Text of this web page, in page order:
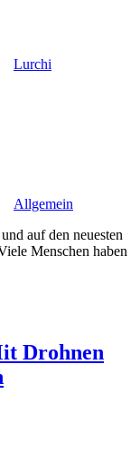
Lurchi
Allgemein
auf den neuesten
Menschen haben
Drohnen